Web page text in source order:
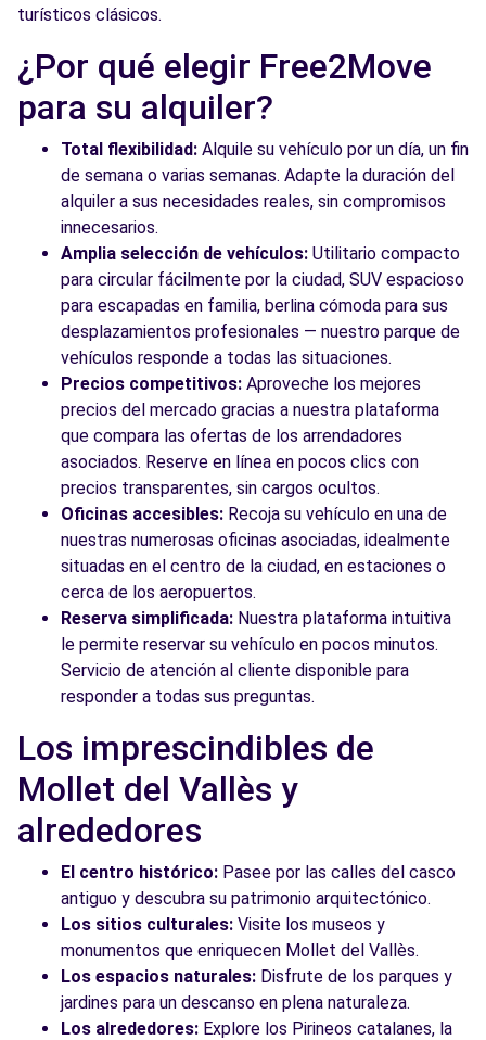
Free2move Rent - AUTOMOCIO BADALONA
CR3 SL - BADALONA (F)
9.8
Carrer de l'Acer
BADALONA, 08915
Ver agencia
Ver todas las agencias
turísticos clásicos.
¿Por qué elegir Free2Move
para su alquiler?
Total flexibilidad: Alquile su vehículo por un día, un fin
de semana o varias semanas. Adapte la duración del
alquiler a sus necesidades reales, sin compromisos
innecesarios.
Amplia selección de vehículos: Utilitario compacto
para circular fácilmente por la ciudad, SUV espacioso
para escapadas en familia, berlina cómoda para sus
desplazamientos profesionales — nuestro parque de
vehículos responde a todas las situaciones.
Precios competitivos: Aproveche los mejores
precios del mercado gracias a nuestra plataforma
que compara las ofertas de los arrendadores
asociados. Reserve en línea en pocos clics con
precios transparentes, sin cargos ocultos.
Oficinas accesibles: Recoja su vehículo en una de
nuestras numerosas oficinas asociadas, idealmente
situadas en el centro de la ciudad, en estaciones o
cerca de los aeropuertos.
Reserva simplificada: Nuestra plataforma intuitiva
le permite reservar su vehículo en pocos minutos.
Servicio de atención al cliente disponible para
responder a todas sus preguntas.
Los imprescindibles de
Mollet del Vallès y
alrededores
El centro histórico: Pasee por las calles del casco
antiguo y descubra su patrimonio arquitectónico.
Los sitios culturales: Visite los museos y
monumentos que enriquecen Mollet del Vallès.
Los espacios naturales: Disfrute de los parques y
jardines para un descanso en plena naturaleza.
Los alrededores: Explore los Pirineos catalanes, la